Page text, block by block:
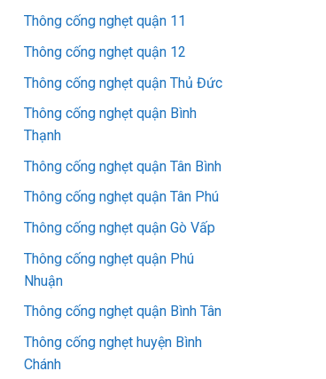
Thông cống nghẹt quận 11
Thông cống nghẹt quận 12
Thông cống nghẹt quận Thủ Đức
Thông cống nghẹt quận Bình
Thạnh
Thông cống nghẹt quận Tân Bình
Thông cống nghẹt quận Tân Phú
Thông cống nghẹt quận Gò Vấp
Thông cống nghẹt quận Phú
Nhuận
Thông cống nghẹt quận Bình Tân
Thông cống nghẹt huyện Bình
Chánh